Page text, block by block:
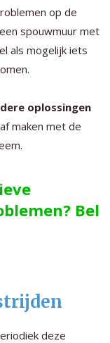
op de
spouwmuur met
als mogelijk iets
oplossingen
maken met de
Bel
deze